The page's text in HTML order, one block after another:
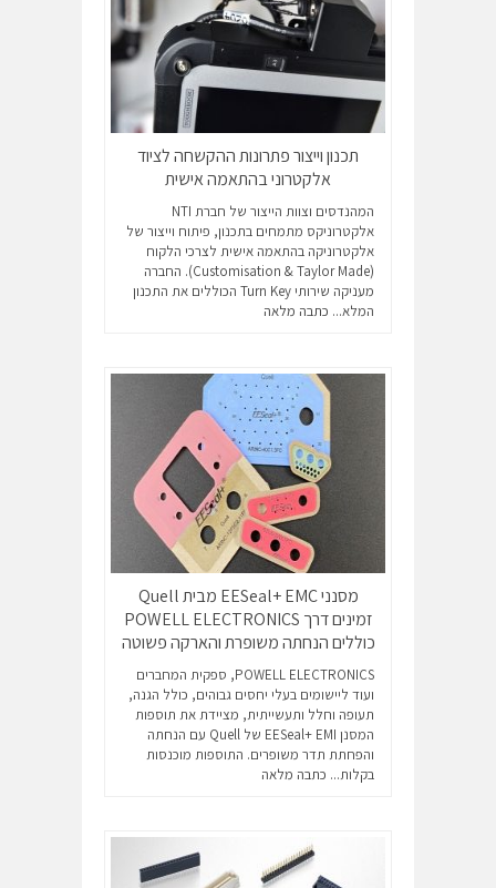
תכנון וייצור פתרונות ההקשחה לציוד
אלקטרוני בהתאמה אישית
המהנדסים וצוות הייצור של חברת NTI
אלקטרוניקס מתמחים בתכנון, פיתוח וייצור של
אלקטרוניקה בהתאמה אישית לצרכי הלקוח
(Customisation & Taylor Made). החברה
מעניקה שירותי Turn Key הכוללים את התכנון
המלא... כתבה מלאה
מסנני EESeal+ EMC מבית Quell
זמינים דרך POWELL ELECTRONICS
כוללים הנחתה משופרת והארקה פשוטה
POWELL ELECTRONICS, ספקית המחברים
ועוד ליישומים בעלי יחסים גבוהים, כולל הגנה,
תעופה וחלל ותעשייתית, מציידת את תוספות
המסנן EESeal+ EMI של Quell עם הנחתה
והפחתת תדר משופרים. התוספות מוכנסות
בקלות... כתבה מלאה